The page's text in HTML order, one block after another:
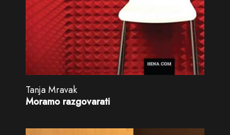
Tanja Mravak
Moramo razgovarati